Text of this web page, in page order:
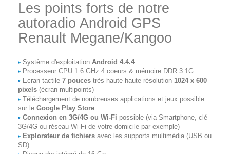
Les points forts de notre
autoradio Android GPS
Renault Megane/Kangoo
Système d'exploitation Android 4.4.4
Processeur CPU 1.6 GHz 4 coeurs & mémoire DDR 3 1G
Ecran tactile 7 pouces très haute haute résolution 1024 x 600
pixels (écran multipoints)
Téléchargement de nombreuses applications et jeux possible
sur le Google Play Store
Connexion en 3G/4G ou Wi-Fi possible (via Smartphone, clé
3G/4G ou réseau Wi-Fi de votre domicile par exemple)
Explorateur de fichiers avec les supports multimédia (USB ou
SD)